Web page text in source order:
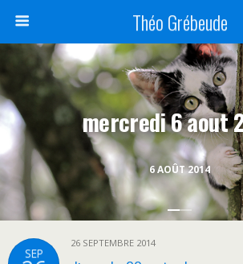
Théo Grébeude
6 AOÛT 2014
mercredi 6 aout
SEP
26 SEPTEMBRE 2014